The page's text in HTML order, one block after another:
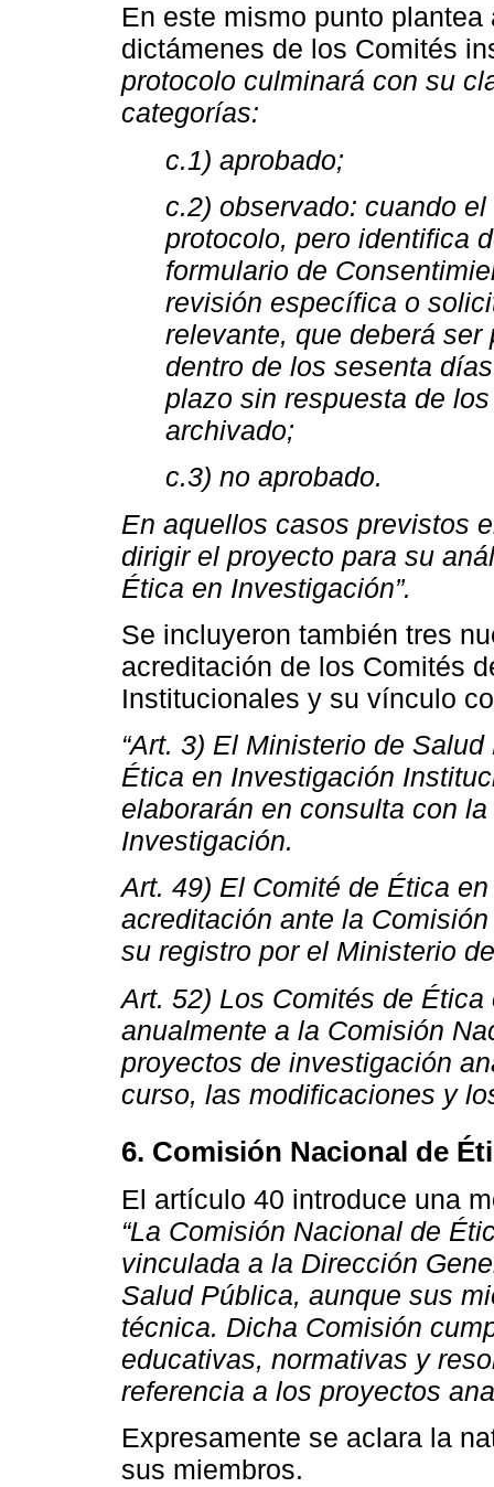
En este mismo punto
dictámenes de los Comités
protocolo culminará con su
categorías:
c.1) aprobado;
c.2) observado: cuando
protocolo, pero identifica
formulario de
revisión específica o
relevante, que deberá
dentro de los sesenta
plazo sin respuesta de
archivado;
c.3) no aprobado.
En aquellos casos previstos
dirigir el proyecto para su
Ética en Investigación”.
Se incluyeron también tres
acreditación de los Comités
Institucionales y su vínculo
“Art. 3) El Ministerio de
Ética en Investigación
elaborarán en consulta con
Investigación.
Art. 49) El Comité de Ética
acreditación ante la
su registro por el Ministerio
Art. 52) Los Comités de
anualmente a la Comisión
proyectos de investigación
curso, las modificaciones y
6. Comisión Nacional de
El artículo 40 introduce una
“La Comisión Nacional de
vinculada a la Dirección
Salud Pública, aunque sus
técnica. Dicha Comisión
educativas, normativas y
referencia a los proyectos
Expresamente se aclara la
sus miembros.